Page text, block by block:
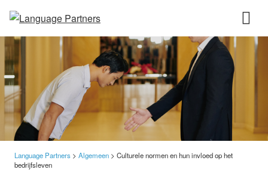
Language Partners > Algemeen > Culturele normen en hun invloed op het
bedrijfsleven